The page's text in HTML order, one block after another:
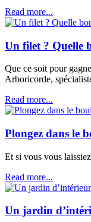
Read more...
Un filet ? Quelle
Que ce soit pour
Arboricorde,
Read more...
Plongez dans le
Et si vous vous
Read more...
Un jardin